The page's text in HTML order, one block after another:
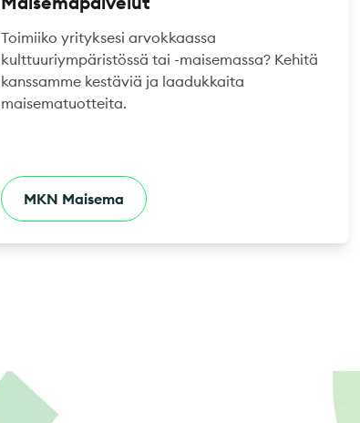
Toimiiko yrityksesi arvokkaassa
kulttuuriympäristössä tai -maisemassa? Kehitä
kanssamme kestäviä ja laadukkaita
maisematuotteita.
MKN Maisema